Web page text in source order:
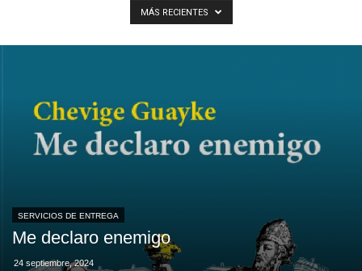
MÁS RECIENTES
SERVICIOS DE ENTREGA
Me declaro enemigo
24 septiembre, 2024